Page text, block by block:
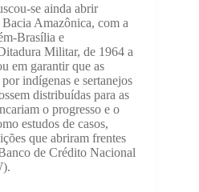
se ainda abrir
Amazônica, com a
Brasília e
Militar, de 1964 a
em garantir que as
indígenas e sertanejos
distribuídas para as
o progresso e o
estudos de casos,
que abriram frentes
de Crédito Nacional